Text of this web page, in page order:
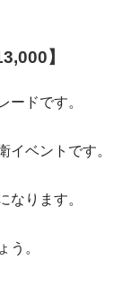
】
ードです。
イベントです。
なります。
う。